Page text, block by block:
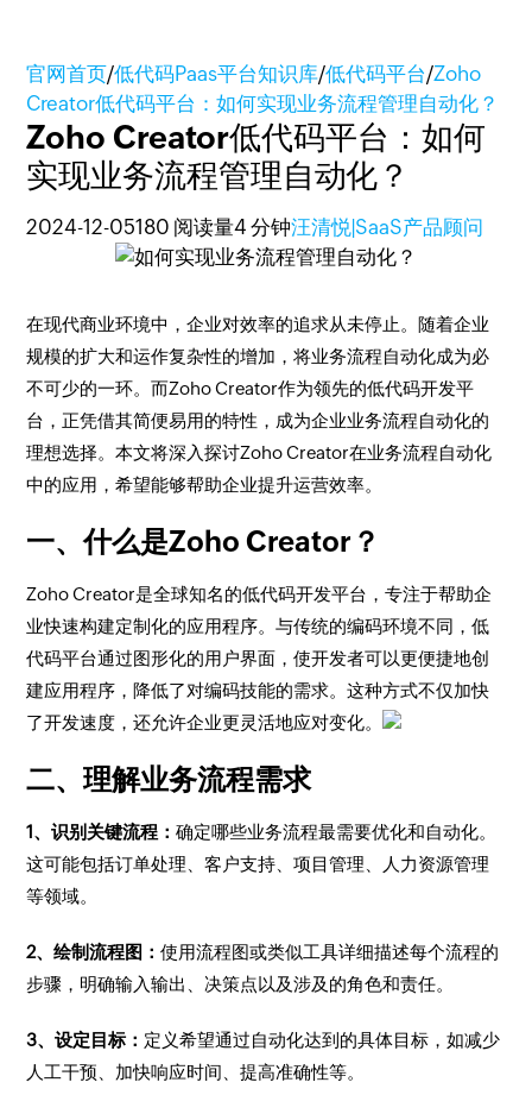
官网首页/低代码Paas平台知识库/低代码平台/Zoho
Creator低代码平台：如何实现业务流程管理自动化？
Zoho Creator低代码平台：如何
实现业务流程管理自动化？
2024-12-05180 阅读量4 分钟汪清悦|SaaS产品顾问
在现代商业环境中，企业对效率的追求从未停止。随着企业
规模的扩大和运作复杂性的增加，将业务流程自动化成为必
不可少的一环。而Zoho Creator作为领先的低代码开发平
台，正凭借其简便易用的特性，成为企业业务流程自动化的
理想选择。本文将深入探讨Zoho Creator在业务流程自动化
中的应用，希望能够帮助企业提升运营效率。
一、什么是Zoho Creator？
Zoho Creator是全球知名的低代码开发平台，专注于帮助企
业快速构建定制化的应用程序。与传统的编码环境不同，低
代码平台通过图形化的用户界面，使开发者可以更便捷地创
建应用程序，降低了对编码技能的需求。这种方式不仅加快
了开发速度，还允许企业更灵活地应对变化。
二、理解业务流程需求
1、识别关键流程：确定哪些业务流程最需要优化和自动化。
这可能包括订单处理、客户支持、项目管理、人力资源管理
等领域。
2、绘制流程图：使用流程图或类似工具详细描述每个流程的
步骤，明确输入输出、决策点以及涉及的角色和责任。
3、设定目标： 定义希望通过自动化达到的具体目标，如减少
人工干预、加快响应时间、提高准确性等。